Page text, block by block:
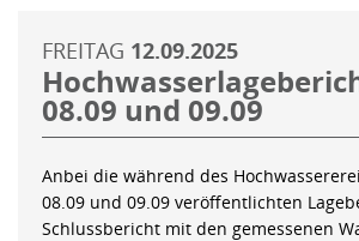
FREITAG 12.09.2025
08.09 und 09.09
Anbei die während des
08.09 und 09.09 veröffentlichten
Schlussbericht mit den gemessenen